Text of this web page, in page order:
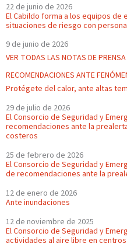
22 de junio de 2026
El Cabildo forma a los equipos de
situaciones de riesgo con
9 de junio de 2026
VER TODAS LAS NOTAS DE PRENSA
RECOMENDACIONES ANTE
Protégete del calor, ante altas
29 de julio de 2026
El Consorcio de Seguridad y
recomendaciones ante la
costeros
25 de febrero de 2026
El Consorcio de Seguridad y
de recomendaciones ante la
12 de enero de 2026
Ante inundaciones
12 de noviembre de 2025
El Consorcio de Seguridad y
actividades al aire libre en